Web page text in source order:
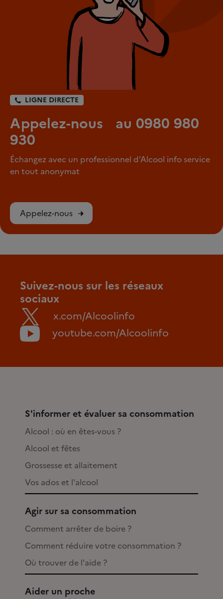
LIGNE DIRECTE
Appelez-nous au 0980 980
930
Échangez avec un professionnel d’Alcool info service
en tout anonymat
Appelez-nous
Suivez-nous sur les réseaux
sociaux
x.com/Alcoolinfo
youtube.com/Alcoolinfo
S'informer et évaluer sa consommation
Alcool : où en êtes-vous ?
Alcool et fêtes
Grossesse et allaitement
Vos ados et l'alcool
Agir sur sa consommation
Comment arrêter de boire ?
Comment réduire votre consommation ?
Où trouver de l'aide ?
Aider un proche